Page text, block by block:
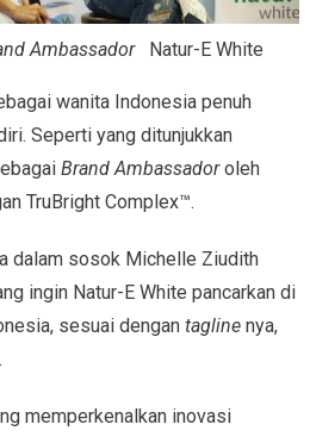
Ambassador Natur-E White
wanita Indonesia penuh
Seperti yang ditunjukkan
Brand Ambassadoroleh
TruBright Complex™.
dalam sosok Michelle Ziudith
ingin Natur-E White pancarkan di
sesuai dengan taglinenya,
memperkenalkan inovasi